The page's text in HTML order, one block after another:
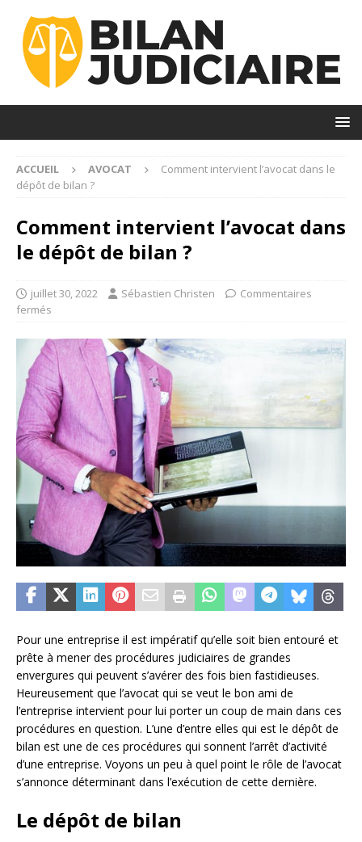
ACCUEIL AVOCAT
Comment intervient l’avocat dans le
dépôt de bilan ?
Comment intervient l’avocat dans
le dépôt de bilan ?
juillet 30, 2022 Sébastien Christen
Commentaires
fermés
Pour une entreprise il est impératif qu’elle soit bien entouré et
prête à mener des procédures judiciaires de grandes
envergures qui peuvent s’avérer des fois bien fastidieuses.
Heureusement que l’avocat qui se veut le bon ami de
l’entreprise intervient pour lui porter un coup de main dans ces
procédures en question. L’une d’entre elles qui est le dépôt de
bilan est une de ces procédures qui sonnent l’arrêt d’activité
d’une entreprise. Voyons un peu à quel point le rôle de l’avocat
s’annonce déterminant dans l’exécution de cette dernière.
Le dépôt de bilan